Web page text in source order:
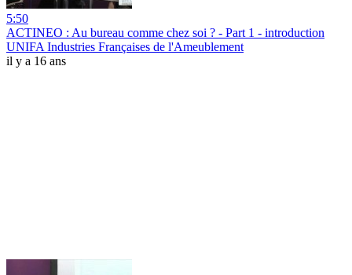
5:50
ACTINEO : Au bureau comme chez soi ? - Part 1 - introduction
UNIFA Industries Françaises de l'Ameublement
il y a 16 ans